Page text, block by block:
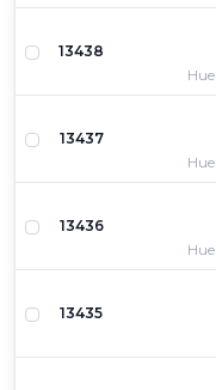
13438
13437
13436
13435